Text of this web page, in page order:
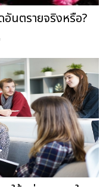
นตรายจริงหรือ?